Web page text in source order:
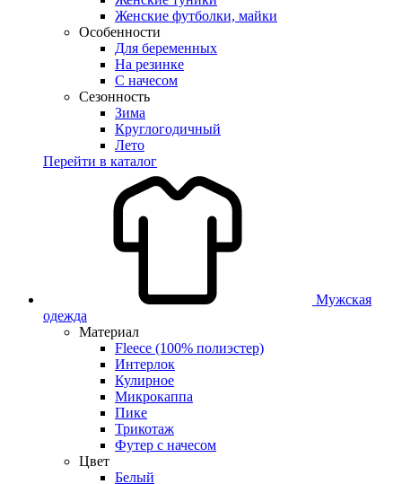
Женские футболки, майки
Особенности
Для беременных
На резинке
С начесом
Сезонность
Зима
Круглогодичный
Лето
Перейти в каталог
Мужская
одежда
Материал
Fleece (100% полиэстер)
Интерлок
Кулирное
Микрокаппа
Пике
Трикотаж
Футер с начесом
Цвет
Белый